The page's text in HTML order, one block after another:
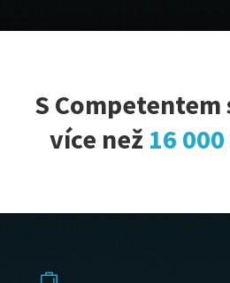
S Competentem
více než 16 000